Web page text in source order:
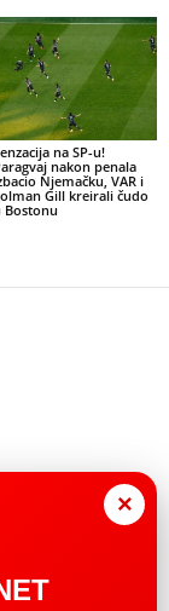
na SP-u!
nakon penala
Njemačku, VAR i
Gill kreirali čudo
Bostonu
×